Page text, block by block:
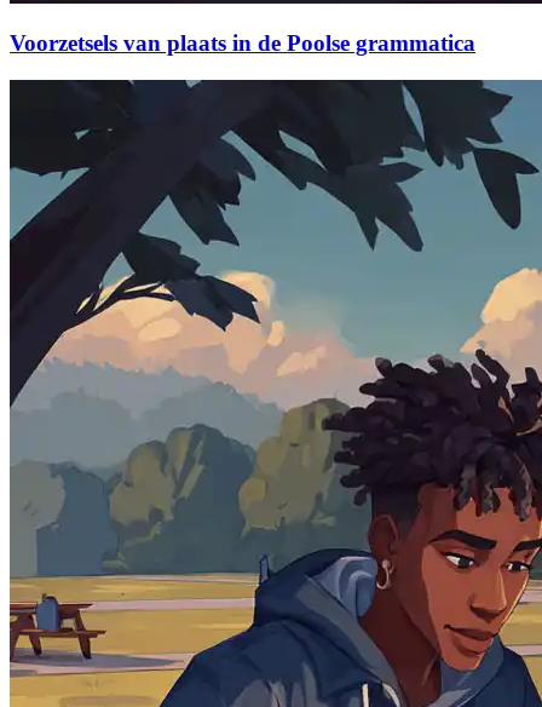
Voorzetsels van plaats in de Poolse grammatica